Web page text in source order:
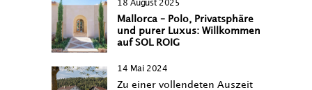
18 August 2025
Mallorca – Polo, Privatsphäre
und purer Luxus: Willkommen
auf SOL ROIG
14 Mai 2024
Zu einer vollendeten Auszeit